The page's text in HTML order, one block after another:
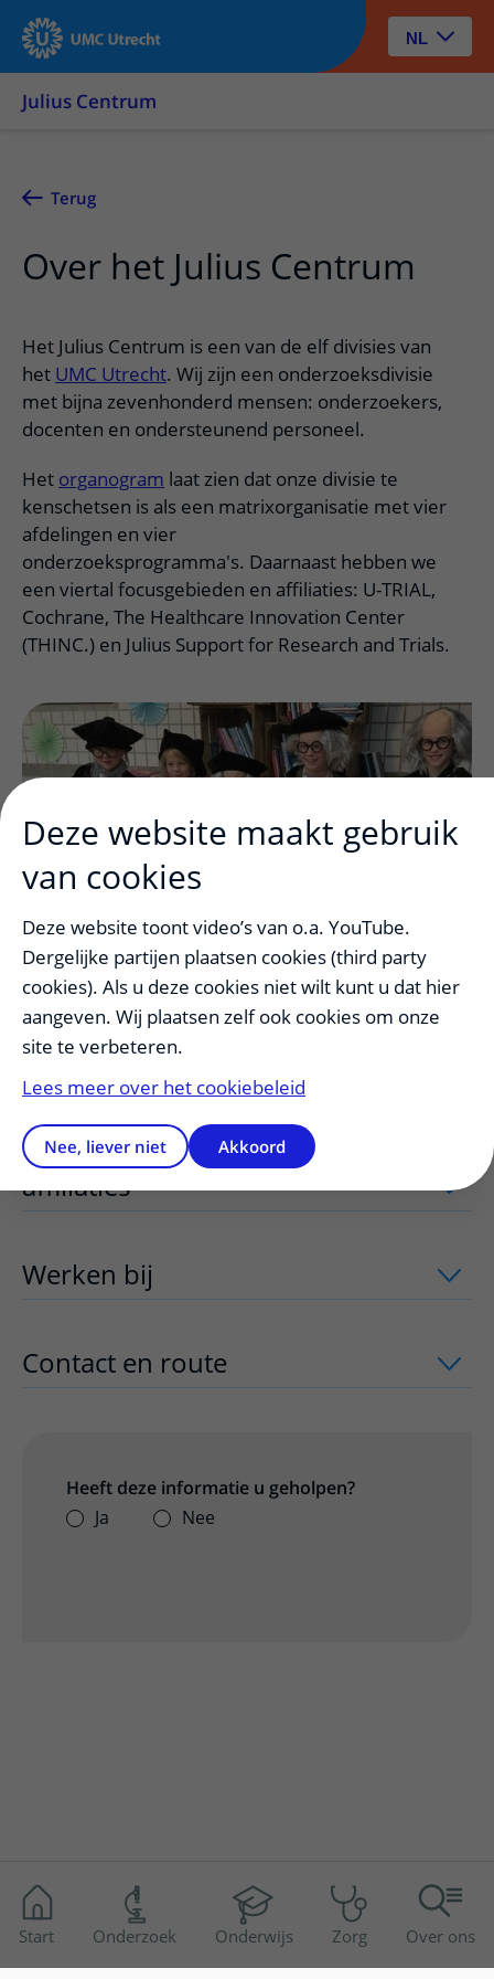
NL
Julius Centrum
Terug
Over het Julius Centrum
Het Julius Centrum is een van de elf divisies van
het UMC Utrecht. Wij zijn een onderzoeksdivisie
met bijna zevenhonderd mensen: onderzoekers,
docenten en ondersteunend personeel.
Het organogram laat zien dat onze divisie te
kenschetsen is als een matrixorganisatie met vier
afdelingen en vier
onderzoeksprogramma's. Daarnaast hebben we
een viertal focusgebieden en affiliaties: U-TRIAL,
Cochrane, The Healthcare Innovation Center
(THINC.) en Julius Support for Research and Trials.
Afdelingenuitklapper, klik om te
Onderzoeksprogramma's
Bijzondere focusgebieden en
affiliatiesuitklapper, klik om te openen
Werken bij uitklapper, klik om te
Contact en route uitklapper, klik om
Heeft deze informatie u geholpen?
Ja
Nee
Start Onderzoek Onderwijs Zorg
Over ons
Disclaimer
Toegankelijkheid Privacyverklaring
Deze website maakt gebruik
van cookies
Deze website toont video’s van o.a. YouTube.
Dergelijke partijen plaatsen cookies (third party
cookies). Als u deze cookies niet wilt kunt u dat hier
aangeven. Wij plaatsen zelf ook cookies om onze
site te verbeteren.
Lees meer over het cookiebeleid
Nee, liever niet Akkoord